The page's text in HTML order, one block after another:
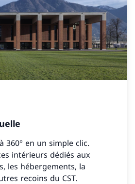
360° en un simple clic.
intérieurs dédiés aux
les hébergements, la
recoins du CST.